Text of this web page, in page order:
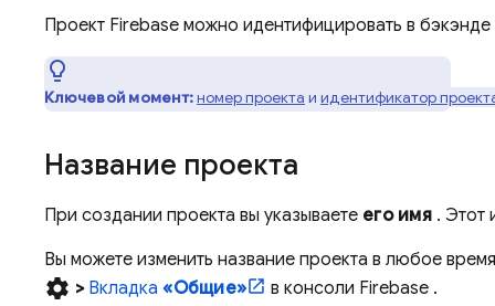
Проект Firebase можно идентифицировать в
Ключевой момент:номер проекта и идентификатор
Название проекта
При создании проекта вы указываете его имя. Этот
Вы можете изменить название проекта в любое
settings > Вкладка«Общие» в консоли Firebase .